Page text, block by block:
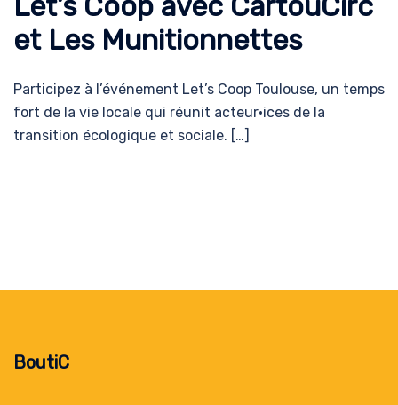
et Les Munitionnettes
Participez à l’événement Let’s Coop Toulouse, un temps
fort de la vie locale qui réunit acteur·ices de la
transition écologique et sociale. […]
BoutiC